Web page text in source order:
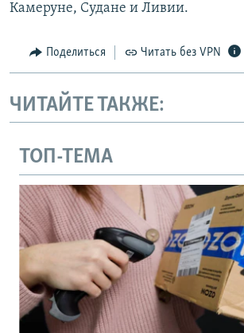
Камеруне, Судане и Ливии.
Поделиться Читать без VPN
ЧИТАЙТЕ ТАКЖЕ:
ТОП-ТЕМА